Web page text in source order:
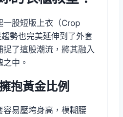
一股短版上衣（Crop
勢也完美延伸到了外套
了這股潮流，將其融入
中。
抱黃金比例
容易壓垮身高，模糊腰